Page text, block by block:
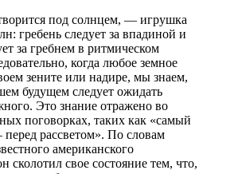
под солнцем, — игрушка
гребень следует за впадиной и
за гребнем в ритмическом
когда любое земное
зените или надире, мы знаем,
будущем следует ожидать
Это знание отражено во
поговорках, таких как «самый
рассветом». По словам
американского
сколотил свое состояние тем, что,